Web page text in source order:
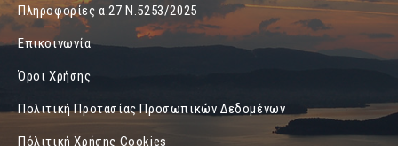
Πληροφορίες α.27 Ν.5253/2025
Επικοινωνία
Όροι Χρήσης
Πολιτική Προτασίας Προσωπικών Δεδομένων
Πόλιτική Χρήσης Cookies